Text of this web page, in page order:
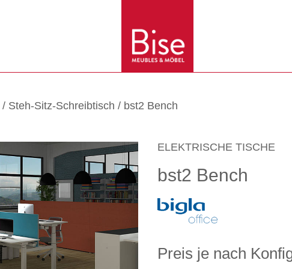
/ Steh-Sitz-Schreibtisch / bst2 Bench
ELEKTRISCHE TISCHE
bst2 Bench
Preis je nach